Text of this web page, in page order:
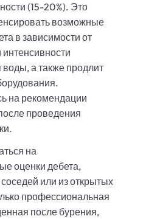
(15-20%). Это
возможные
в зависимости от
воды, а также продлит
на рекомендации
проведения
на
оценки дебета,
или из открытых
профессиональная
после бурения,